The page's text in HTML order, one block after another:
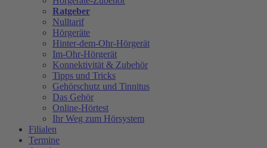
Ratgeber
Nulltarif
Hörgeräte
Hinter-dem-Ohr-Hörgerät
Im-Ohr-Hörgerät
Konnektivität & Zubehör
Tipps und Tricks
Gehörschutz und Tinnitus
Das Gehör
Online-Hörtest
Ihr Weg zum Hörsystem
Filialen
Termine